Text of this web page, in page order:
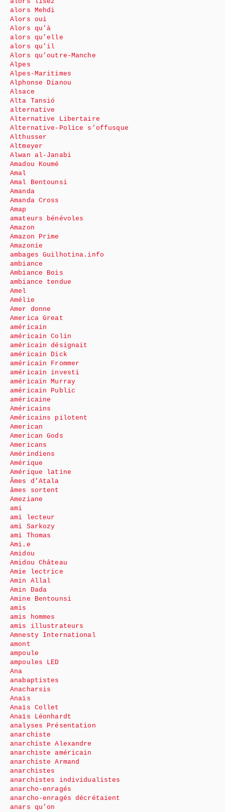
alors Mehdi
Alors oui
Alors qu’à
alors qu’elle
alors qu’il
Alors qu’outre-Manche
Alpes
Alpes-Maritimes
Alphonse Dianou
Alsace
Alta Tansió
alternative
Alternative Libertaire
Alternative-Police s’offusque
Althusser
Altmeyer
Alwan al-Janabi
Amadou Koumé
Amal
Amal Bentounsi
Amanda
Amanda Cross
Amap
amateurs bénévoles
Amazon
Amazon Prime
Amazonie
ambages Guilhotina.info
ambiance
Ambiance Bois
ambiance tendue
Amel
Amélie
Amer donne
America Great
américain
américain Colin
américain désignait
américain Dick
américain Frommer
américain investi
américain Murray
américain Public
américaine
Américains
Américains pilotent
American
American Gods
Americans
Amérindiens
Amérique
Amérique latine
Âmes d’Atala
âmes sortent
Ameziane
ami
ami lecteur
ami Sarkozy
ami Thomas
Ami.e
Amidou
Amidou Château
Amie lectrice
Amin Allal
Amin Dada
Amine Bentounsi
amis
amis hommes
amis illustrateurs
Amnesty International
amont
ampoule
ampoules LED
Ana
anabaptistes
Anacharsis
Anaïs
Anaïs Collet
Anaïs Léonhardt
analyses Présentation
anarchiste
anarchiste Alexandre
anarchiste américain
anarchiste Armand
anarchistes
anarchistes individualistes
anarcho-enragés
anarcho-enragés décrétaient
anars qu’on